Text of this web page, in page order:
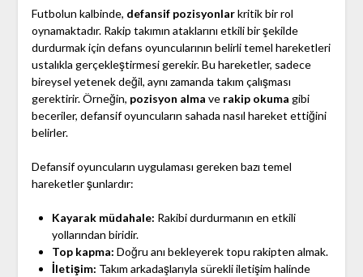
Futbolun kalbinde, defansif pozisyonlarkritik bir rol
oynamaktadır. Rakip takımın ataklarını etkili bir şekilde
durdurmak için defans oyuncularının belirli temel hareketleri
ustalıkla gerçekleştirmesi gerekir. Bu hareketler, sadece
bireysel yetenek değil, aynı zamanda takım çalışması
gerektirir. Örneğin, pozisyon alma ve rakip okuma gibi
beceriler, defansif oyuncuların sahada nasıl hareket ettiğini
belirler.
Defansif oyuncuların uygulaması gereken bazı temel
hareketler şunlardır:
Kayarak müdahale: Rakibi durdurmanın en etkili
yollarından biridir.
Top kapma: Doğru anı bekleyerek topu rakipten almak.
İletişim: Takım arkadaşlarıyla sürekli iletişim halinde